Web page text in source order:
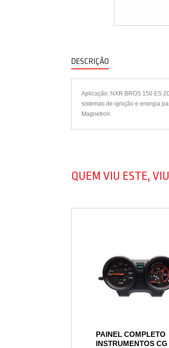
DESCRIÇÃO
Aplicação: NXR BROS 150 ES
sistemas de ignição e energia
Magnetron
QUEM VIU ESTE,
PAINEL COMPLETO
INSTRUMENTOS CG